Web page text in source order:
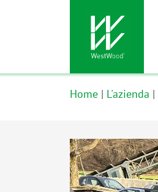
Home L'azienda